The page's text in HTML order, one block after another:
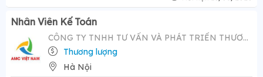
Nhân Viên Kế Toán
CÔNG TY TNHH TƯ VẤN VÀ PHÁT TRIỂN THƯƠNG HIỆU AMC VIỆT NAM
Thương lượng
Hà Nội